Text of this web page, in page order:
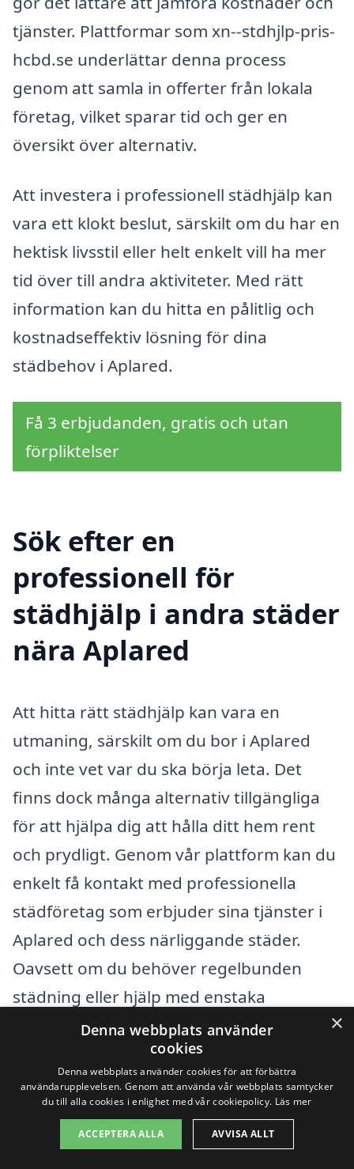
tjänster. Plattformar som xn--stdhjlp-pris-
hcbd.se underlättar denna process
genom att samla in offerter från lokala
företag, vilket sparar tid och ger en
översikt över alternativ.
Att investera i professionell städhjälp kan
vara ett klokt beslut, särskilt om du har en
hektisk livsstil eller helt enkelt vill ha mer
tid över till andra aktiviteter. Med rätt
information kan du hitta en pålitlig och
kostnadseffektiv lösning för dina
städbehov i Aplared.
Få 3 erbjudanden, gratis och utan
förpliktelser
Sök efter en
professionell för
städhjälp i andra städer
nära Aplared
Att hitta rätt städhjälp kan vara en
utmaning, särskilt om du bor i Aplared
och inte vet var du ska börja leta. Det
finns dock många alternativ tillgängliga
för att hjälpa dig att hålla ditt hem rent
och prydligt. Genom vår plattform kan du
enkelt få kontakt med professionella
städföretag som erbjuder sina tjänster i
Aplared och dess närliggande städer.
Oavsett om du behöver regelbunden
städning eller hjälp med enstaka
städprojekt, finns det flera faktorer att
överväga för att hitta det bästa
alternativet för dig.
När du söker efter städhjälp i Aplared och
×
Denna webbplats använder
cookies
Denna webbplats använder cookies för att förbättra
användarupplevelsen. Genom att använda vår webbplats samtycker
du till alla cookies i enlighet med vår cookiepolicy. Läs mer
ACCEPTERA ALLA AVVISA ALLT